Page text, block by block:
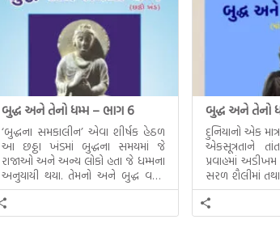
બુદ્ધ અને તેનો ધમ્મ – ભાગ 6
‘બુદ્ધના સમકાલીન’ એવા શીર્ષક હેઠળ
આ છઠ્ઠા ખંડમાં બુદ્ધના સમયમાં જે
રાજાઓ અને અન્ય લોકો હતા જે ધમ્મના
અનુયાયી થયા. તેમનો અને બુદ્ધ વચ્ચે
થયેલો સત્સંગ વીશે જાણકારી મળે છે.
બુદ્ધ અને તેનો
દુનિયાનો એક
એકસૂત્રતાને
પ્રવાહમાં
સરળ શૈલીમાં
સમાવતો
તેનો ધમ્મ.